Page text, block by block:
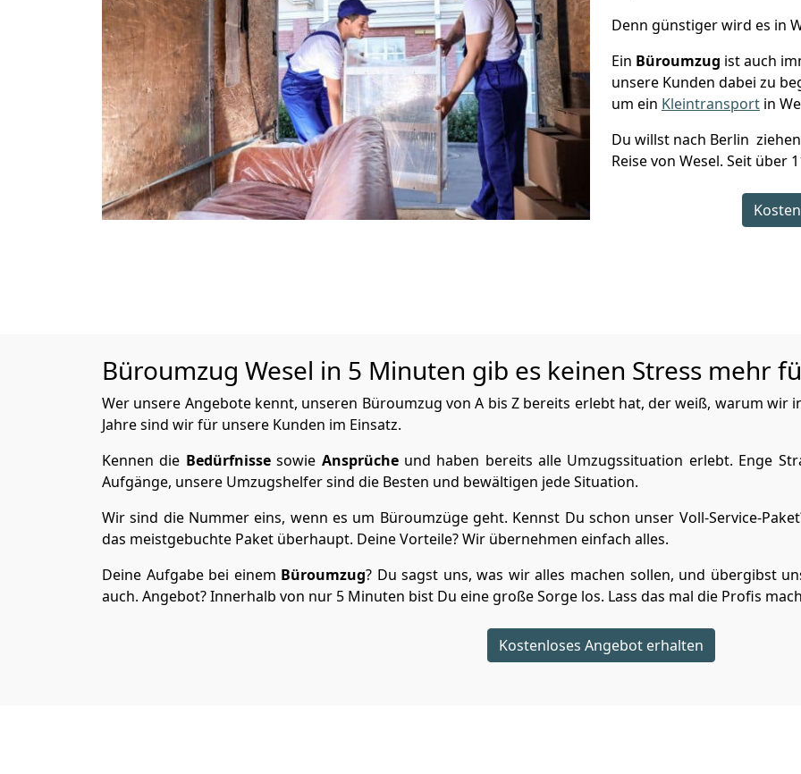
Denn günstiger wird es in
Ein Büroumzug ist auch
unsere Kunden dabei zu
um ein Kleintransport in
Du willst nach Berlin
Reise von Wesel. Seit über
Büroumzug Wesel in 5 Minuten gib es keinen Stress mehr
Wer unsere Angebote kennt, unseren Büroumzug von A bis Z bereits erlebt hat, der weiß, warum wir
Jahre sind wir für unsere Kunden im Einsatz.
Kennen die Bedürfnissesowie Ansprücheund haben bereits alle Umzugssituation erlebt. Enge
Aufgänge, unsere Umzugshelfer sind die Besten und bewältigen jede Situation.
Wir sind die Nummer eins, wenn es um Büroumzüge geht. Kennst Du schon unser Voll-Service-
das meistgebuchte Paket überhaupt. Deine Vorteile? Wir übernehmen einfach alles.
Deine Aufgabe bei einem Büroumzug? Du sagst uns, was wir alles machen sollen, und übergibst
auch. Angebot? Innerhalb von nur 5 Minuten bist Du eine große Sorge los. Lass das mal die Profis
Kostenloses Angebot erhalten